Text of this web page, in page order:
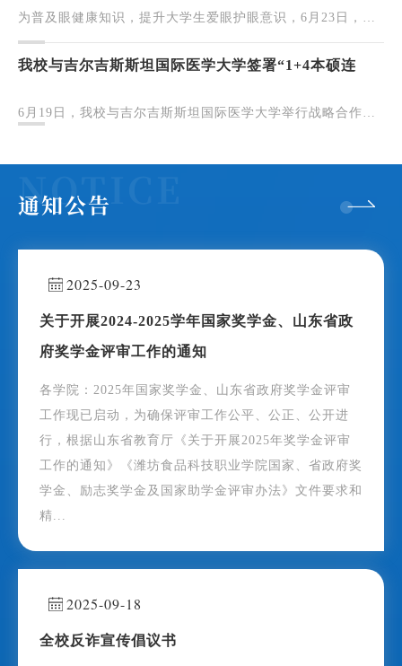
为普及眼健康知识，提升大学生爱眼护眼意识，6月23日，潍
坊眼科医院安丘分院（安丘正大光明眼科医院）联合潍坊食品
科技职业学院健康管理学院，共同举办校园爱心义诊活动...
我校与吉尔吉斯斯坦国际医学大学签署“1+4本硕连
读...
6月19日，我校与吉尔吉斯斯坦国际医学大学举行战略合作签
通知公告
2025-09-23
关于开展2024-2025学年国家奖学金、山东省政
府奖学金评审工作的通知
各学院：2025年国家奖学金、山东省政府奖学金评审
工作现已启动，为确保评审工作公平、公正、公开进
行，根据山东省教育厅《关于开展2025年奖学金评审
工作的通知》《潍坊食品科技职业学院国家、省政府奖
学金、励志奖学金及国家助学金评审办法》文件要求和
精...
2025-09-18
全校反诈宣传倡议书